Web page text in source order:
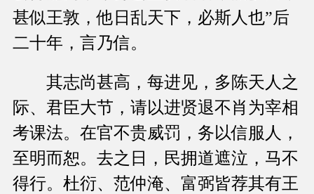
甚似王敦，他日乱天下，必斯人也”后
二十年，言乃信。
其志尚甚高，每进见，多陈天人之
际、君臣大节，请以进贤退不肖为宰相
考课法。在官不贵威罚，务以信服人，
至明而恕。去之日，民拥道遮泣，马不
得行。杜衍、范仲淹、富弼皆荐其有王